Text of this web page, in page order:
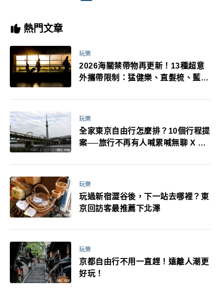
熱門文章
玩樂
2026海關禁帶物再更新！13種超意
外攜帶限制：猛健樂、直髮梳、藍牙
萬！注意事項一次看！
玩樂
全家東京自由行怎麼排？10個行程提
案──旅行不再有人喊累喊無聊 X 爸
玩樂
玩過新宿澀谷後，下一站去哪裡？東
京回訪客最推薦下北澤
玩樂
京都自由行不用一直趕！遠離人潮更
好玩！